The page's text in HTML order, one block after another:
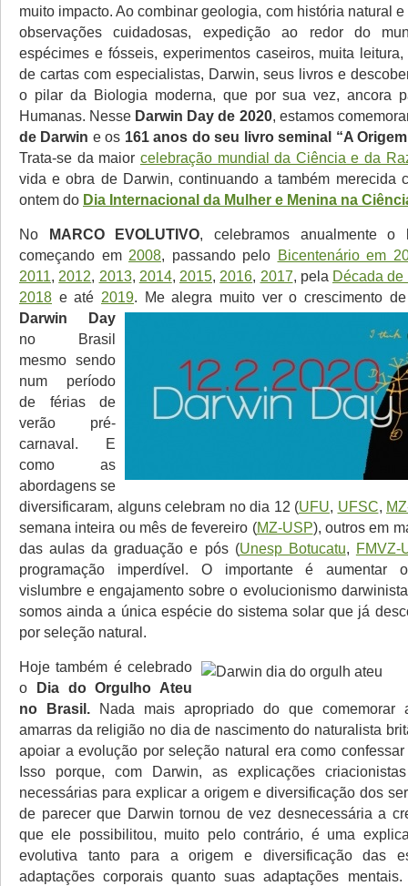
muito impacto. Ao combinar geologia, com história natural
observações cuidadosas, expedição ao redor do
espécimes e fósseis, experimentos caseiros, muita
de cartas com especialistas, Darwin, seus livros e
o pilar da Biologia moderna, que por sua vez, ancora
Humanas. Nesse Darwin Day de 2020, estamos
de Darwin e os 161 anos do seu livro seminal “A
Trata-se da maior celebração mundial da Ciência e da
vida e obra de Darwin, continuando a também merecida
ontem do Dia Internacional da Mulher e Menina na
No MARCO EVOLUTIVO, celebramos anualmente o
começando em 2008, passando pelo Bicentenário em
2011, 2012, 2013, 2014, 2015, 2016, 2017, pela Década
2018 e até 2019. Me alegra muito ver o crescimento
Darwin Day
no Brasil
mesmo sendo
num período
de férias de
verão pré-
carnaval. E
como as
abordagens se
diversificaram, alguns celebram no dia 12 (UFU, UFSC,
semana inteira ou mês de fevereiro (MZ-USP), outros em
das aulas da graduação e pós (Unesp Botucatu, FMVZ-
programação imperdível. O importante é aumentar
vislumbre e engajamento sobre o evolucionismo
somos ainda a única espécie do sistema solar que já
por seleção natural.
Hoje também é celebrado
o Dia do Orgulho Ateu
no Brasil. Nada mais apropriado do que comemorar
amarras da religião no dia de nascimento do naturalista
apoiar a evolução por seleção natural era como
Isso porque, com Darwin, as explicações
necessárias para explicar a origem e diversificação dos
de parecer que Darwin tornou de vez desnecessária a
que ele possibilitou, muito pelo contrário, é uma
evolutiva tanto para a origem e diversificação das
adaptações corporais quanto suas adaptações